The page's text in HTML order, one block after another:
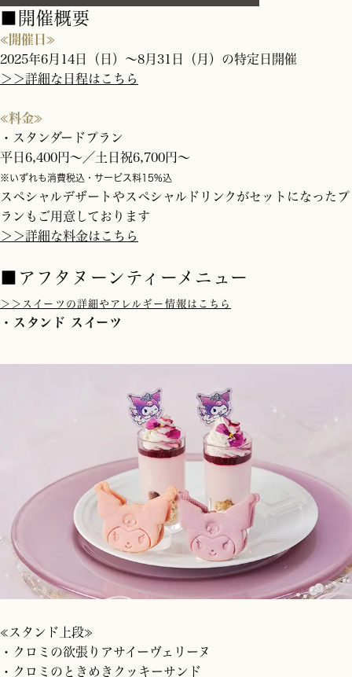
■開催概要
≪開催日≫
2025年6月14日（日）～8月31日（月）の特定日開催
＞＞詳細な日程はこちら
≪料金≫
・スタンダードプラン
平日6,400円～／土日祝6,700円～
※いずれも消費税込・サービス料15%込
スペシャルデザートやスペシャルドリンクがセットになったプ
ランもご用意しております
＞＞詳細な料金はこちら
■アフタヌーンティーメニュー
＞＞スイーツの詳細やアレルギー情報はこちら
・スタンド スイーツ
≪スタンド上段≫
・クロミの欲張りアサイーヴェリーヌ
・クロミのときめきクッキーサンド